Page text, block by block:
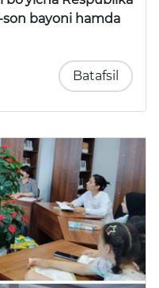
son bayoni hamda
Batafsil